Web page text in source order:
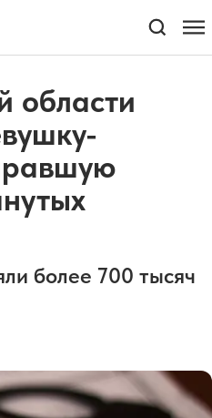
области
более 700 тысяч